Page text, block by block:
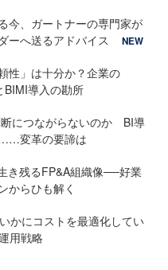
今、ガートナーの専門家が
ーへ送るアドバイス
NEW
性」は十分か？企業の
BIMI導入の勘所
につながらないのか BI導
変革の要諦は
き残るFP&A組織像──好業
からひも解く
かにコストを最適化してい
用戦略